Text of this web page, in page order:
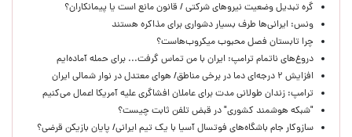
گره تبدیل وضعیت نیروهای شرکتی / قانون مانع است یا پیمانکاران؟
ونس: ایرانی‌ها طرف بسیار دشواری برای مذاکره هستند
چرا تابستان فصل محبوب میکروب‌هاست؟
دروغ‌های ناتمام ترامپ: ایران با من تماس گرفت... برای حمله آماده‌ایم
افزایش ۲ درجه‌ای دما در برخی مناطق/ هوای معتدل در نوار شمالی ایران
ترامپ: زندان طولانی مدت برای عاملان افشاگری‌ علیه آمریکا اعمال می‌کنیم
"شبکه هوشمند کشوری" در قبض تلفن ثابت چیست؟
سازوکار جام باشگاه‌های فوتسال آسیا با یک تیم ایرانی/ پایان بازیکن قرضی؟